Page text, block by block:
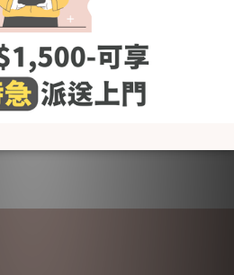
"了解更多"內的"尺碼圖")